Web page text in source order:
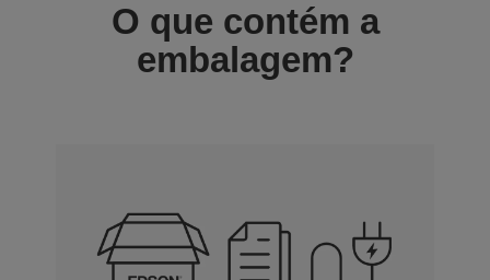
O que contém a
embalagem?